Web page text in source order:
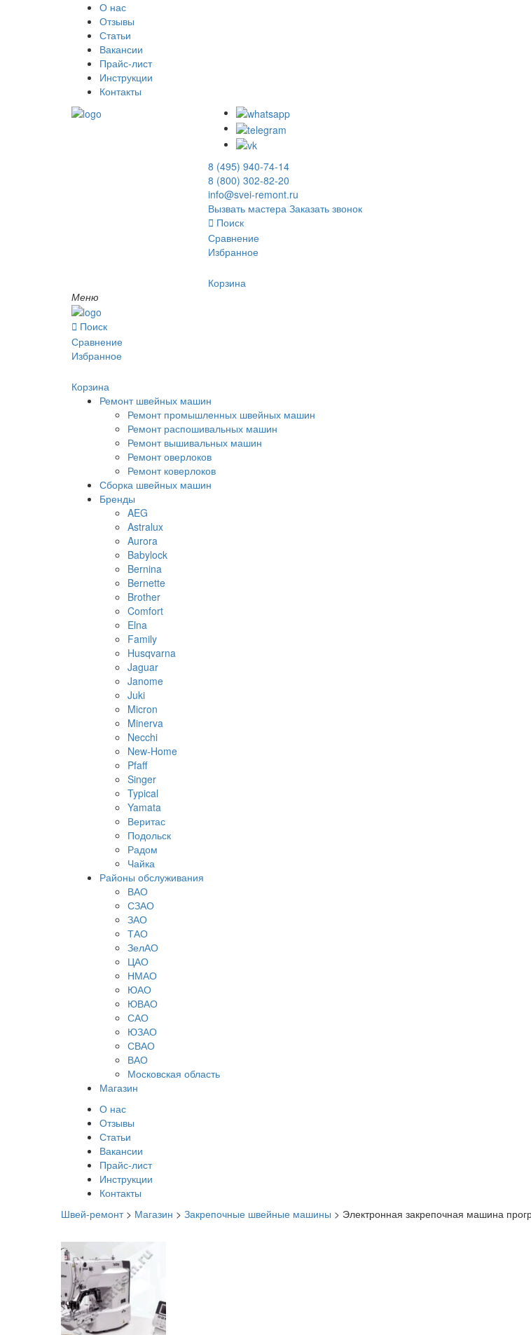
О нас
Отзывы
Статьи
Вакансии
Прайс-лист
Инструкции
Контакты
8 (495) 940-74-14
8 (800) 302-82-20
info@svei-remont.ru
Вызвать мастера Заказать звонок
Поиск
Сравнение
Избранное
Корзина
Меню
Поиск
Сравнение
Избранное
Корзина
Ремонт швейных машин
Ремонт промышленных швейных машин
Ремонт распошивальных машин
Ремонт вышивальных машин
Ремонт оверлоков
Ремонт коверлоков
Сборка швейных машин
Бренды
AEG
Astralux
Aurora
Babylock
Bernina
Bernette
Brother
Comfort
Elna
Family
Husqvarna
Jaguar
Janome
Juki
Micron
Minerva
Necchi
New-Home
Pfaff
Singer
Typical
Yamata
Веритас
Подольск
Радом
Чайка
Районы обслуживания
ВАО
СЗАО
ЗАО
ТАО
ЗелАО
ЦАО
НМАО
ЮАО
ЮВАО
САО
ЮЗАО
СВАО
ВАО
Московская область
Магазин
О нас
Отзывы
Статьи
Вакансии
Прайс-лист
Инструкции
Контакты
Швей-ремонт> Магазин > Закрепочные швейные машины > Электронная закрепочная машина